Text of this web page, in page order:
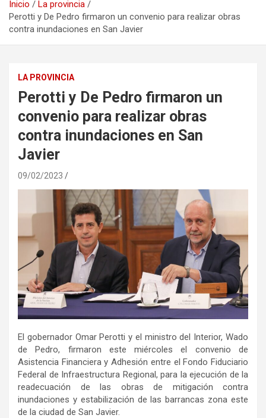
Inicio
La provincia
Perotti y De Pedro firmaron un convenio para realizar obras
contra inundaciones en San Javier
LA PROVINCIA
Perotti y De Pedro firmaron un
convenio para realizar obras
contra inundaciones en San
Javier
09/02/2023
El gobernador Omar Perotti y el ministro del Interior, Wado
de Pedro, firmaron este miércoles el convenio de
Asistencia Financiera y Adhesión entre el Fondo Fiduciario
Federal de Infraestructura Regional, para la ejecución de la
readecuación de las obras de mitigación contra
inundaciones y estabilización de las barrancas zona este
de la ciudad de San Javier.